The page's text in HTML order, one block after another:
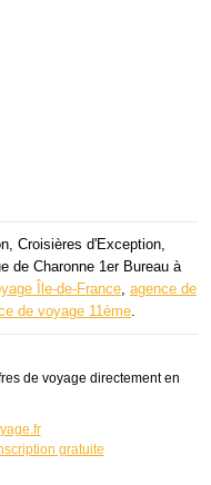
Croisières d'Exception,
de Charonne 1er Bureau à
Île-de-France, agence de
de voyage 11ème.
de voyage directement en
gratuite